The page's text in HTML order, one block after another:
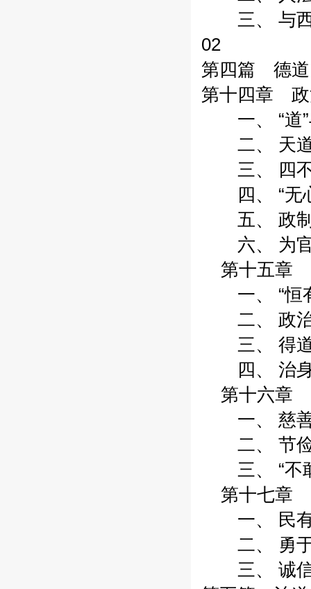
三、 与西
02
第四篇 德道
第十四章 政
一、 “道”
二、 天道
三、 四不
四、 “无心
五、 政制
六、 为官
第十五章
一、 “恒有
二、 政治
三、 得道
四、 治身
第十六章
一、 慈善
二、 节俭
三、 “不敢
第十七章
一、 民有
二、 勇于
三、 诚信